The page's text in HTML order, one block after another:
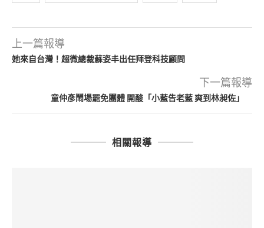
上一篇報導
她來自台灣！超微總裁蘇姿丰出任拜登科技顧問
下一篇報導
童仲彥鬧場罷免團體 開酸「小藍告老藍 爽到林昶佐」
相關報導